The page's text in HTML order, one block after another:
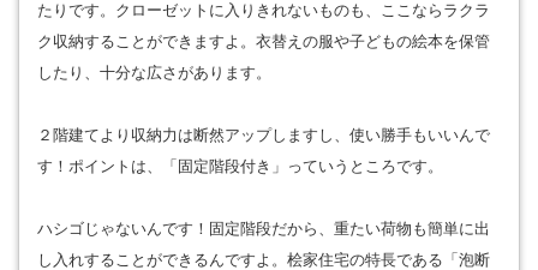
たりです。クローゼットに入りきれないものも、ここならラクラ
ク収納することができますよ。衣替えの服や子どもの絵本を保管
したり、十分な広さがあります。
２階建てより収納力は断然アップしますし、使い勝手もいいんで
す！ポイントは、「固定階段付き」っていうところです。
ハシゴじゃないんです！固定階段だから、重たい荷物も簡単に出
し入れすることができるんですよ。桧家住宅の特長である「泡断